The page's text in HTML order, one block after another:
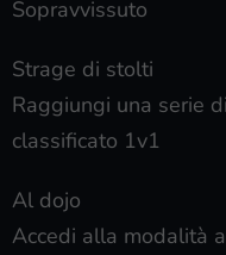
Sopravvissuto
Strage di stolti
Raggiungi una serie
classificato 1v1
Al dojo
Accedi alla modalità